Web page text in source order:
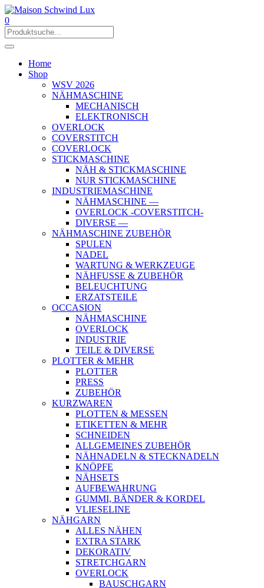
0
Home
Shop
WSV 2026
NÄHMASCHINE
MECHANISCH
ELEKTRONISCH
OVERLOCK
COVERSTITCH
COVERLOCK
STICKMASCHINE
NÄH & STICKMASCHINE
NUR STICKMASCHINE
INDUSTRIEMASCHINE
NÄHMASCHINE —
OVERLOCK -COVERSTITCH-
DIVERSE —
NÄHMASCHINE ZUBEHÖR
SPULEN
NADEL
WARTUNG & WERKZEUGE
NÄHFUSSE & ZUBEHÖR
BELEUCHTUNG
ERZATSTEILE
OCCASION
NÄHMASCHINE
OVERLOCK
INDUSTRIE
TEILE & DIVERSE
PLOTTER & MEHR
PLOTTER
PRESS
ZUBEHÖR
KURZWAREN
PLOTTEN & MESSEN
ETIKETTEN & MEHR
SCHNEIDEN
ALLGEMEINES ZUBEHÖR
NÄHNADELN & STECKNADELN
KNÖPFE
NÄHSETS
AUFBEWAHRUNG
GUMMI, BÄNDER & KORDEL
VLIESELINE
NÄHGARN
ALLES NÄHEN
EXTRA STARK
DEKORATIV
STRETCHGARN
OVERLOCK
BAUSCHGARN